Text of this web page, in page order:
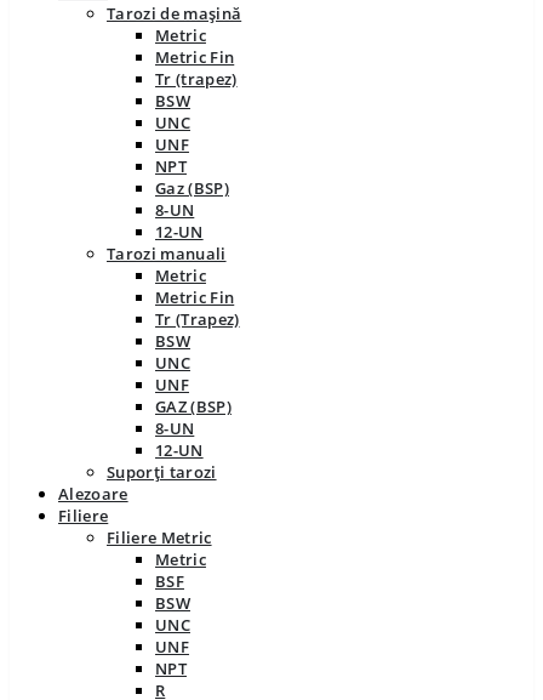
Tarozi de mașină
Metric
Metric Fin
Tr (trapez)
BSW
UNC
UNF
NPT
Gaz (BSP)
8-UN
12-UN
Tarozi manuali
Metric
Metric Fin
Tr (Trapez)
BSW
UNC
UNF
GAZ (BSP)
8-UN
12-UN
Suporți tarozi
Alezoare
Filiere
Filiere Metric
Metric
BSF
BSW
UNC
UNF
NPT
R